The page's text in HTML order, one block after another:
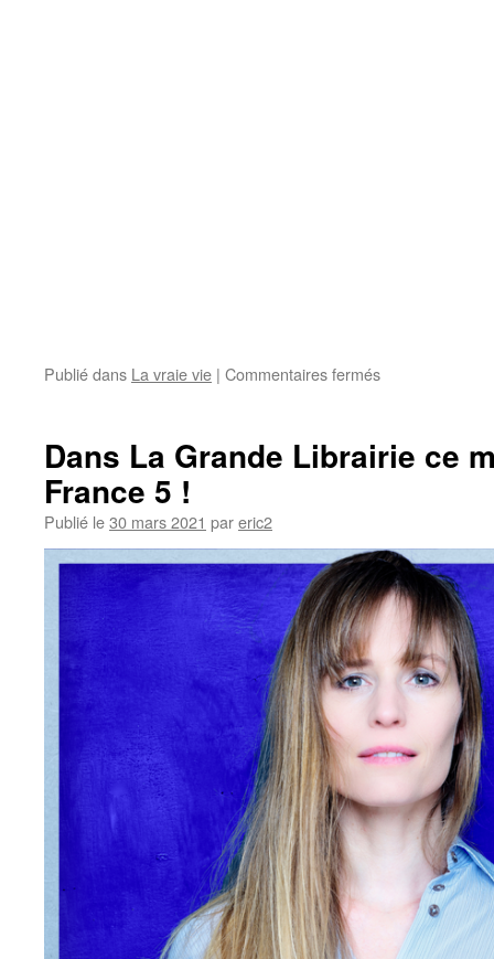
Publié dans La vraie vie | Commentaires fermés
passé
vie
Dans La Grande Librairie ce
France 5 !
Publié le30 mars 2021 pareric2